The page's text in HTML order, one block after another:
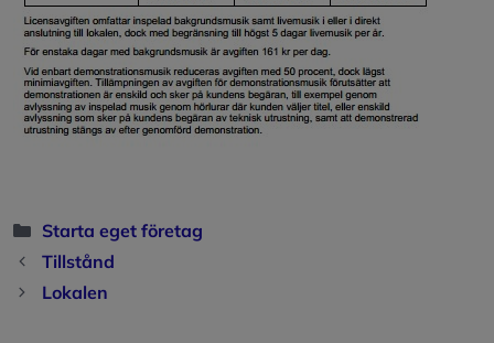
Kategorier
Starta eget företag
Tillstånd
Lokalen